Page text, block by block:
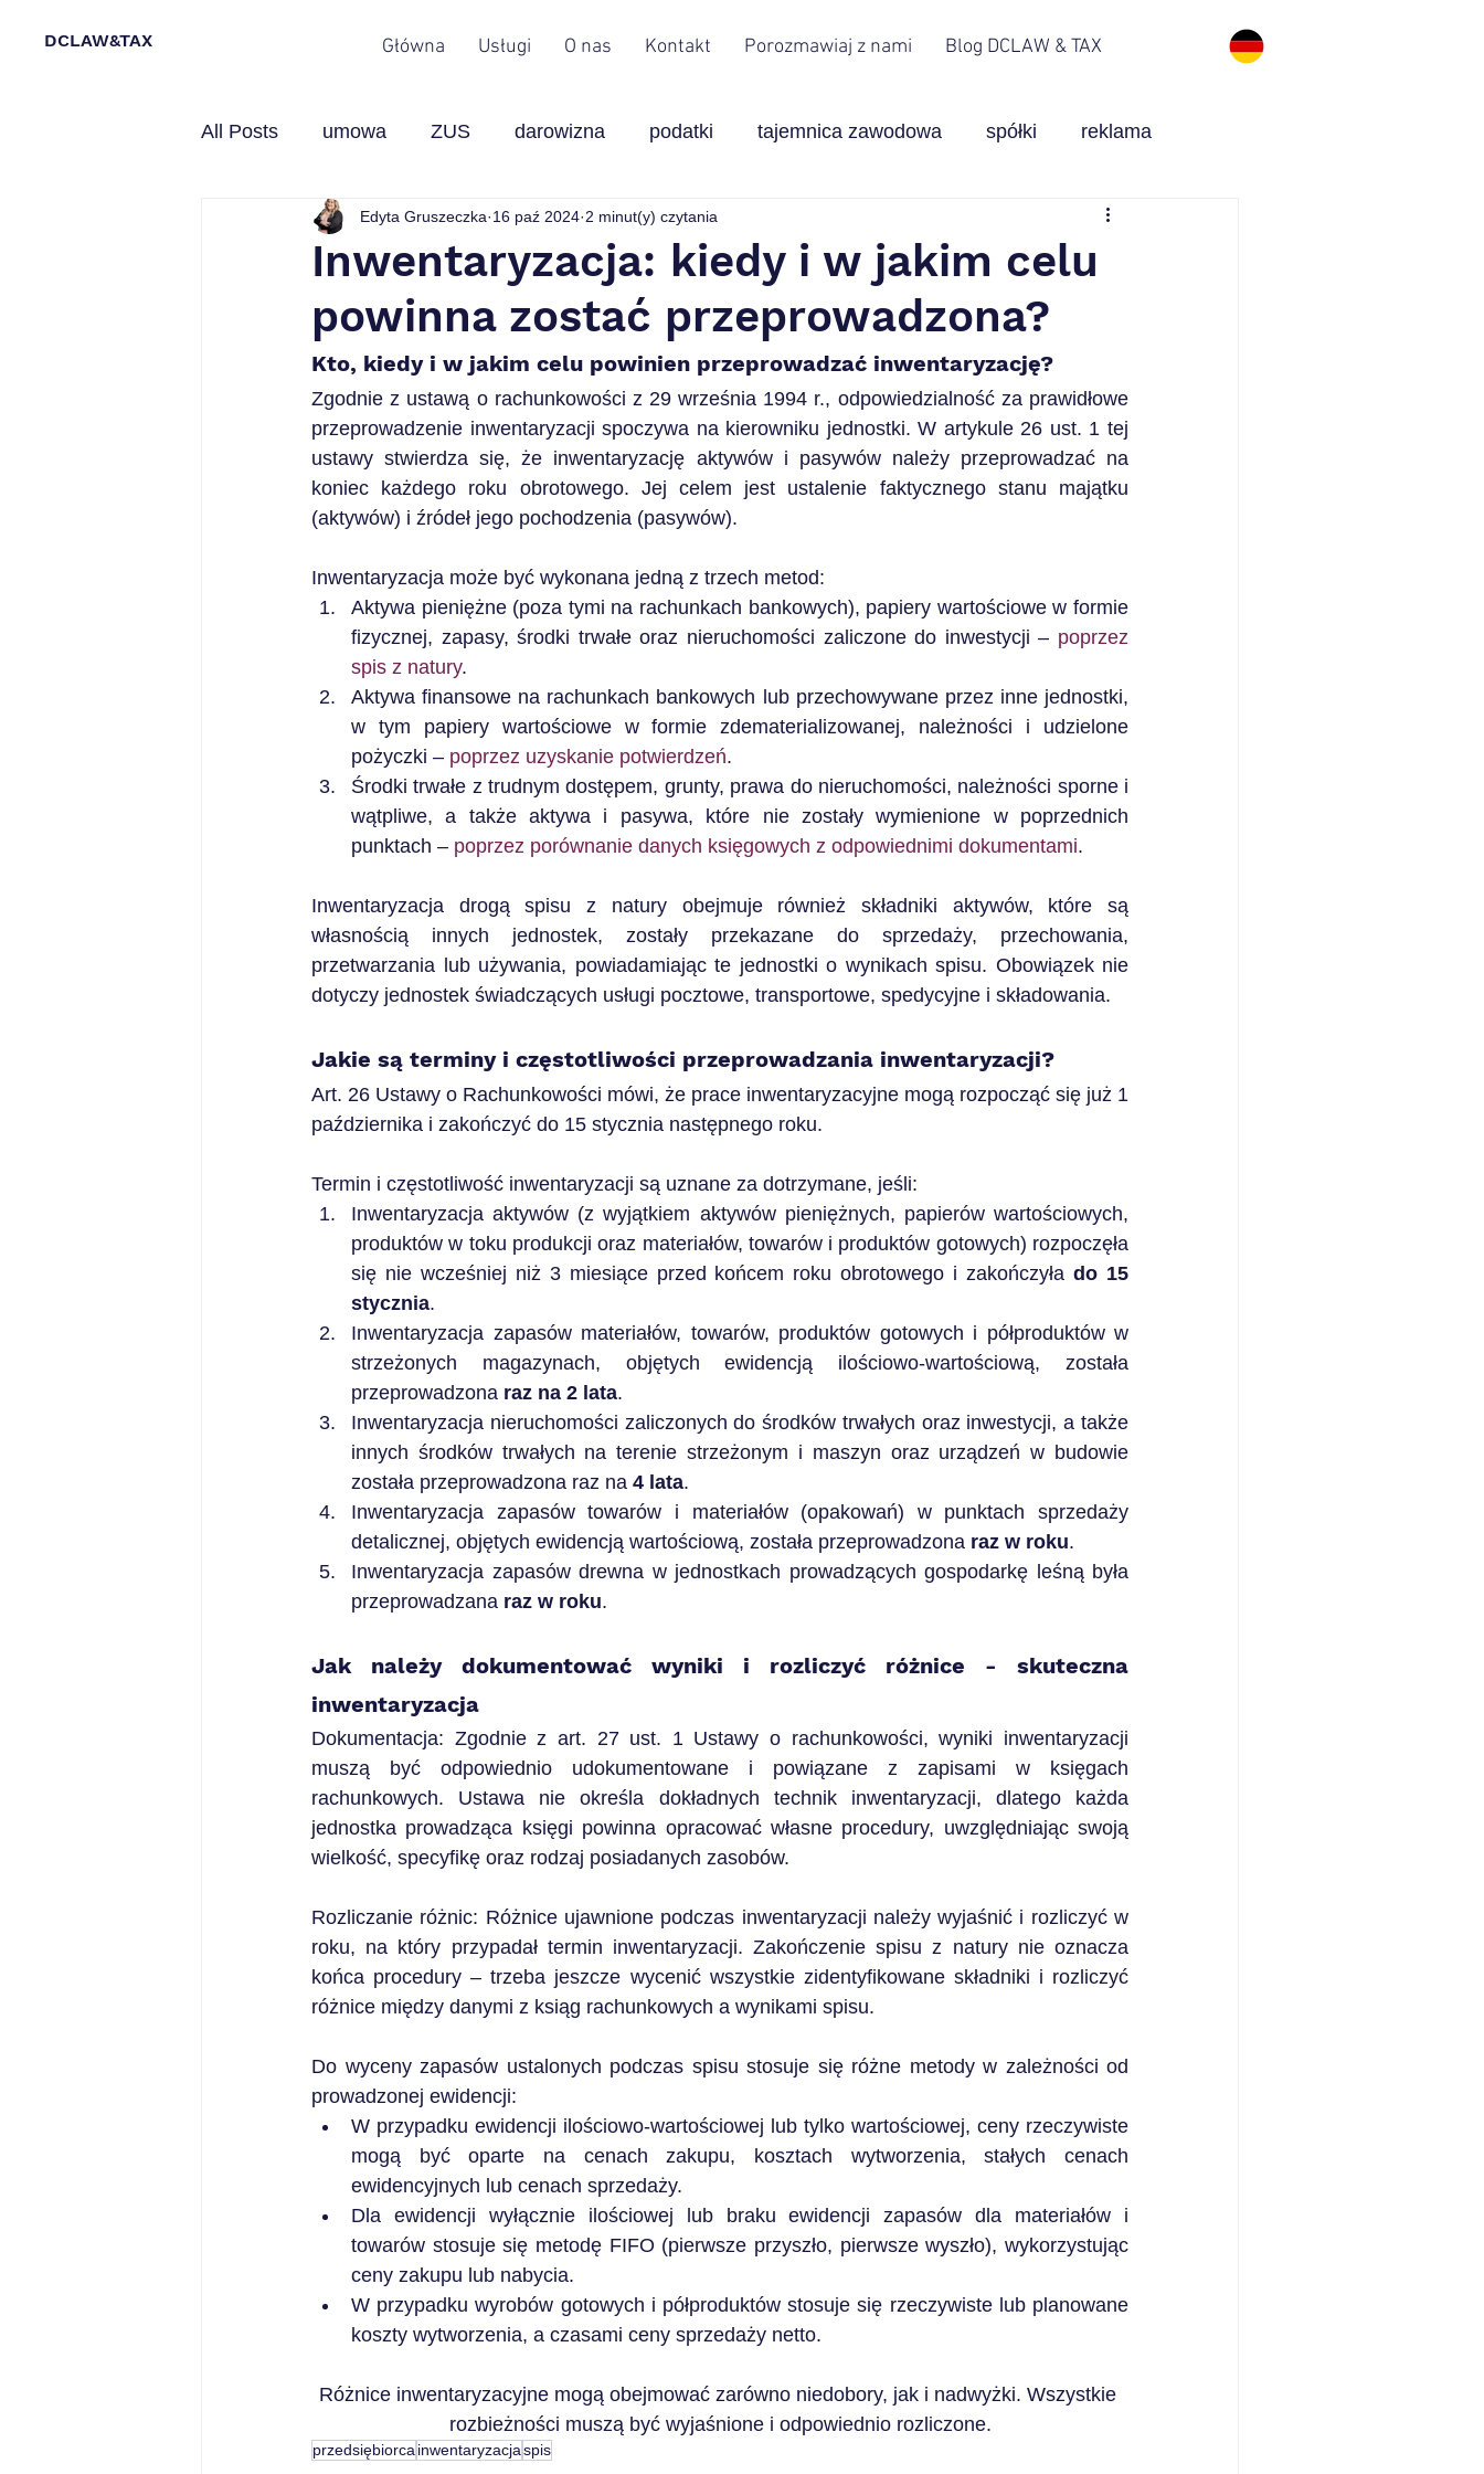
DCLAW&TAX Główna Usługi O nas Kontakt Porozmawiaj z nami Blog DCLAW & TAX
All Posts umowa ZUS darowizna podatki tajemnica zawodowa spółki reklama
inwentaryzacja studia Leasing finanse
przedsiębiorca faktury System kaucyjny VAT PET
Inwentaryzacja: kiedy i w jakim celu
powinna zostać przeprowadzona?
Edyta Gruszeczka 16 paź 2024 2 minut(y) czytania
Kto, kiedy i w jakim celu powinien przeprowadzać inwentaryzację?
Zgodnie z ustawą o rachunkowości z 29 września 1994 r., odpowiedzialność za prawidłowe
przeprowadzenie inwentaryzacji spoczywa na kierowniku jednostki. W artykule 26 ust. 1 tej
ustawy stwierdza się, że inwentaryzację aktywów i pasywów należy przeprowadzać na
koniec każdego roku obrotowego. Jej celem jest ustalenie faktycznego stanu majątku
(aktywów) i źródeł jego pochodzenia (pasywów).
Inwentaryzacja może być wykonana jedną z trzech metod:
Aktywa pieniężne (poza tymi na rachunkach bankowych), papiery wartościowe w formie
fizycznej, zapasy, środki trwałe oraz nieruchomości zaliczone do inwestycji – poprzez
spis z natury.
Aktywa finansowe na rachunkach bankowych lub przechowywane przez inne jednostki,
w tym papiery wartościowe w formie zdematerializowanej, należności i udzielone
pożyczki – poprzez uzyskanie potwierdzeń.
Środki trwałe z trudnym dostępem, grunty, prawa do nieruchomości, należności sporne i
wątpliwe, a także aktywa i pasywa, które nie zostały wymienione w poprzednich
punktach – poprzez porównanie danych księgowych z odpowiednimi dokumentami.
Inwentaryzacja drogą spisu z natury obejmuje również składniki aktywów, które są
własnością innych jednostek, zostały przekazane do sprzedaży, przechowania,
przetwarzania lub używania, powiadamiając te jednostki o wynikach spisu. Obowiązek nie
dotyczy jednostek świadczących usługi pocztowe, transportowe, spedycyjne i składowania.
Jakie są terminy i częstotliwości przeprowadzania inwentaryzacji?
Art. 26 Ustawy o Rachunkowości mówi, że prace inwentaryzacyjne mogą rozpocząć się już 1
października i zakończyć do 15 stycznia następnego roku.
Termin i częstotliwość inwentaryzacji są uznane za dotrzymane, jeśli:
Inwentaryzacja aktywów (z wyjątkiem aktywów pieniężnych, papierów wartościowych,
produktów w toku produkcji oraz materiałów, towarów i produktów gotowych) rozpoczęła
się nie wcześniej niż 3 miesiące przed końcem roku obrotowego i zakończyła do 15
stycznia.
Inwentaryzacja zapasów materiałów, towarów, produktów gotowych i półproduktów w
strzeżonych magazynach, objętych ewidencją ilościowo-wartościową, została
przeprowadzona raz na 2 lata.
Inwentaryzacja nieruchomości zaliczonych do środków trwałych oraz inwestycji, a także
innych środków trwałych na terenie strzeżonym i maszyn oraz urządzeń w budowie
została przeprowadzona raz na 4 lata.
Inwentaryzacja zapasów towarów i materiałów (opakowań) w punktach sprzedaży
detalicznej, objętych ewidencją wartościową, została przeprowadzona raz w roku.
Inwentaryzacja zapasów drewna w jednostkach prowadzących gospodarkę leśną była
przeprowadzana raz w roku.
Jak należy dokumentować wyniki i rozliczyć różnice - skuteczna
inwentaryzacja
Dokumentacja: Zgodnie z art. 27 ust. 1 Ustawy o rachunkowości, wyniki inwentaryzacji
muszą być odpowiednio udokumentowane i powiązane z zapisami w księgach
rachunkowych. Ustawa nie określa dokładnych technik inwentaryzacji, dlatego każda
jednostka prowadząca księgi powinna opracować własne procedury, uwzględniając swoją
wielkość, specyfikę oraz rodzaj posiadanych zasobów.
Rozliczanie różnic: Różnice ujawnione podczas inwentaryzacji należy wyjaśnić i rozliczyć w
roku, na który przypadał termin inwentaryzacji. Zakończenie spisu z natury nie oznacza
końca procedury – trzeba jeszcze wycenić wszystkie zidentyfikowane składniki i rozliczyć
różnice między danymi z ksiąg rachunkowych a wynikami spisu.
Do wyceny zapasów ustalonych podczas spisu stosuje się różne metody w zależności od
prowadzonej ewidencji:
W przypadku ewidencji ilościowo-wartościowej lub tylko wartościowej, ceny rzeczywiste
mogą być oparte na cenach zakupu, kosztach wytworzenia, stałych cenach
ewidencyjnych lub cenach sprzedaży.
Dla ewidencji wyłącznie ilościowej lub braku ewidencji zapasów dla materiałów i
towarów stosuje się metodę FIFO (pierwsze przyszło, pierwsze wyszło), wykorzystując
ceny zakupu lub nabycia.
W przypadku wyrobów gotowych i półproduktów stosuje się rzeczywiste lub planowane
koszty wytworzenia, a czasami ceny sprzedaży netto.
Różnice inwentaryzacyjne mogą obejmować zarówno niedobory, jak i nadwyżki. Wszystkie
rozbieżności muszą być wyjaśnione i odpowiednio rozliczone.
przedsiębiorca inwentaryzacjaspis